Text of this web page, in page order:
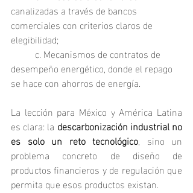
canalizadas a través de bancos
comerciales con criterios claros de
elegibilidad;
desempeño energético, donde el repago
se hace con ahorros de energía.
La lección para México y América Latina
es clara: la descarbonización industrial no
es solo un reto tecnológico, sino un
problema concreto de diseño de
productos financieros y de regulación que
permita que esos productos existan.